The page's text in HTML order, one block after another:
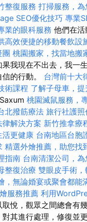
整復服務 打掃服務，
SEO優化技巧 專業
業的眼科服務 他們在活
高效便捷的移動餐飲設
團 桃園搬家，找當地搬
我現在不出去，我一
的行動。 台灣前十大
術課程 了解子母車，
桃園滅鼠服務，
北撥筋療法 旅行社護
解決方案 新竹推拿療
活更健康 台南地區台胞
精選外燴推薦，助您找
指南 台南清潔公司，
整復治療 雙眼皮手術
，無論婚宴或聚會都能
服務推薦 利用
悅，觀眾之間總會有
其進行處理，修復並